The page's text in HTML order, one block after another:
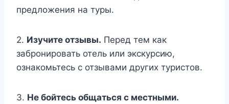
предложения на туры.
2. Изучите отзывы. Перед тем как
забронировать отель или экскурсию,
ознакомьтесь с отзывами других туристов.
3. Не бойтесь общаться с местными.